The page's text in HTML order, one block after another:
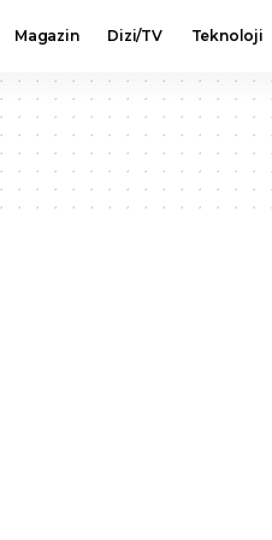
Magazin Dizi/TV Teknoloji